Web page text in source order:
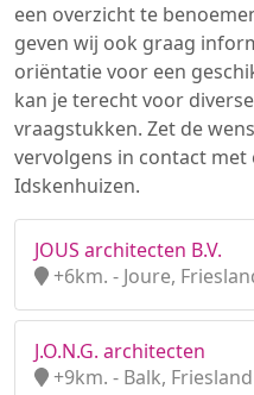
een overzicht te
geven wij ook graag
oriëntatie voor een
kan je terecht voor
vraagstukken. Zet de
vervolgens in contact met
Idskenhuizen.
JOUS architecten B.V.
+6km. - Joure,
J.O.N.G. architecten
+9km. - Balk, Friesland